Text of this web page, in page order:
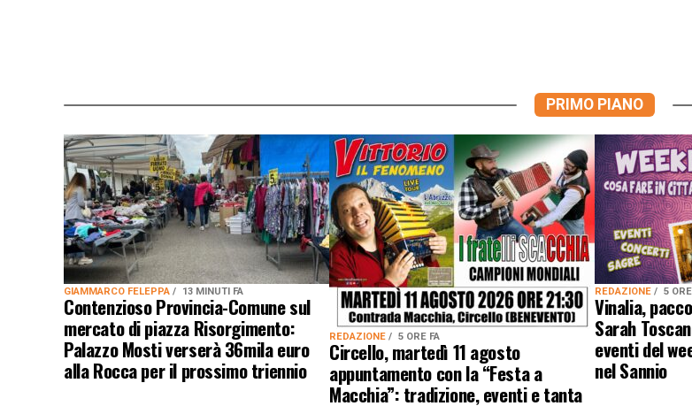
PRIMO PIANO
GIAMMARCO FELEPPA 13 MINUTI FA
Contenzioso Provincia-Comune sul
mercato di piazza Risorgimento:
Palazzo Mosti verserà 36mila euro
alla Rocca per il prossimo triennio
REDAZIONE 5 ORE FA
Circello, martedì 11 agosto
appuntamento con la “Festa a
Macchia”: tradizione, eventi e tanta
REDAZIONE 5
Vinalia,
Sarah
eventi del
nel Sannio